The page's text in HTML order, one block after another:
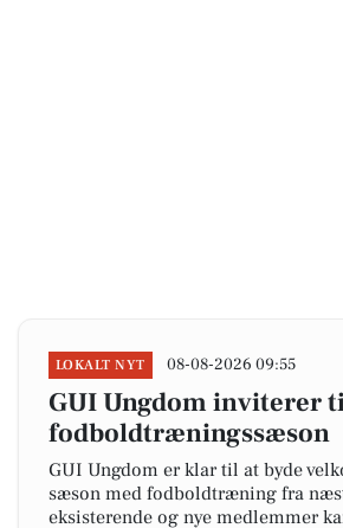
LOKALT NYT 08-08-2026 09:55
GUI Ungdom inviterer
fodboldtræningssæson
GUI Ungdom er klar til at byde
sæson med fodboldtræning fra
eksisterende og nye medlemmer